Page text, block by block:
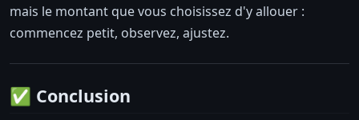
mais le montant que vous choisissez d'y allouer :
commencez petit, observez, ajustez.
✅ Conclusion